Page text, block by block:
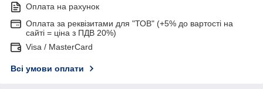
Оплата на рахунок
Оплата за реквізитами для "ТОВ" (+5% до вартості на
сайті = ціна з ПДВ 20%)
Visa / MasterCard
Всі умови оплати